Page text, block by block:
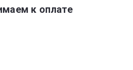
к оплате